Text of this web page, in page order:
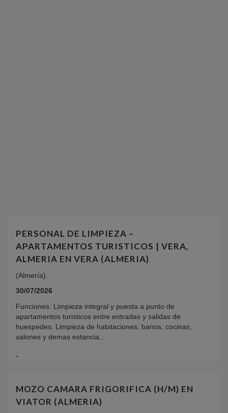
PERSONAL DE LIMPIEZA –
APARTAMENTOS TURISTICOS | VERA,
ALMERIA EN VERA (ALMERIA)
(Almería)
30/07/2026
Funciones: Limpieza integral y puesta a punto de
apartamentos turisticos entre entradas y salidas de
huespedes. Limpieza de habitaciones, banos, cocinas,
salones y demas estancia...
MOZO CAMARA FRIGORIFICA (H/M) EN
VIATOR (ALMERIA)